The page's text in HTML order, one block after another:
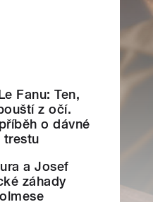
Fanu: Ten,
z očí.
o dávné
trestu
a Josef
záhady